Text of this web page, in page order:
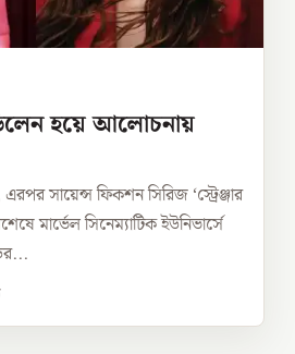
হয়ে আলোচনায়
সায়েন্স ফিকশন সিরিজ ‘স্ট্রেঞ্জার
মার্ভেল সিনেম্যাটিক ইউনিভার্সে